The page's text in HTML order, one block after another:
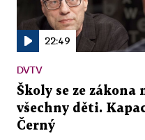
22:49
DVTV
Školy se ze zákona
všechny děti.
Černý